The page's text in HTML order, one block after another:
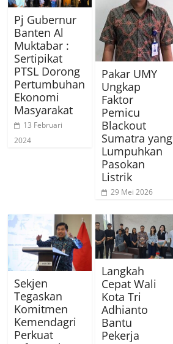
Pj Gubernur
Banten Al
Muktabar :
Sertipikat
PTSL Dorong
Pertumbuhan
Ekonomi
Masyarakat
13 Februari
2024
Pakar UMY
Ungkap
Faktor
Pemicu
Blackout
Sumatra yang
Lumpuhkan
Pasokan
Listrik
29 Mei 2026
Sekjen
Tegaskan
Komitmen
Kemendagri
Perkuat
Langkah
Cepat Wali
Kota Tri
Adhianto
Bantu
Pekerja